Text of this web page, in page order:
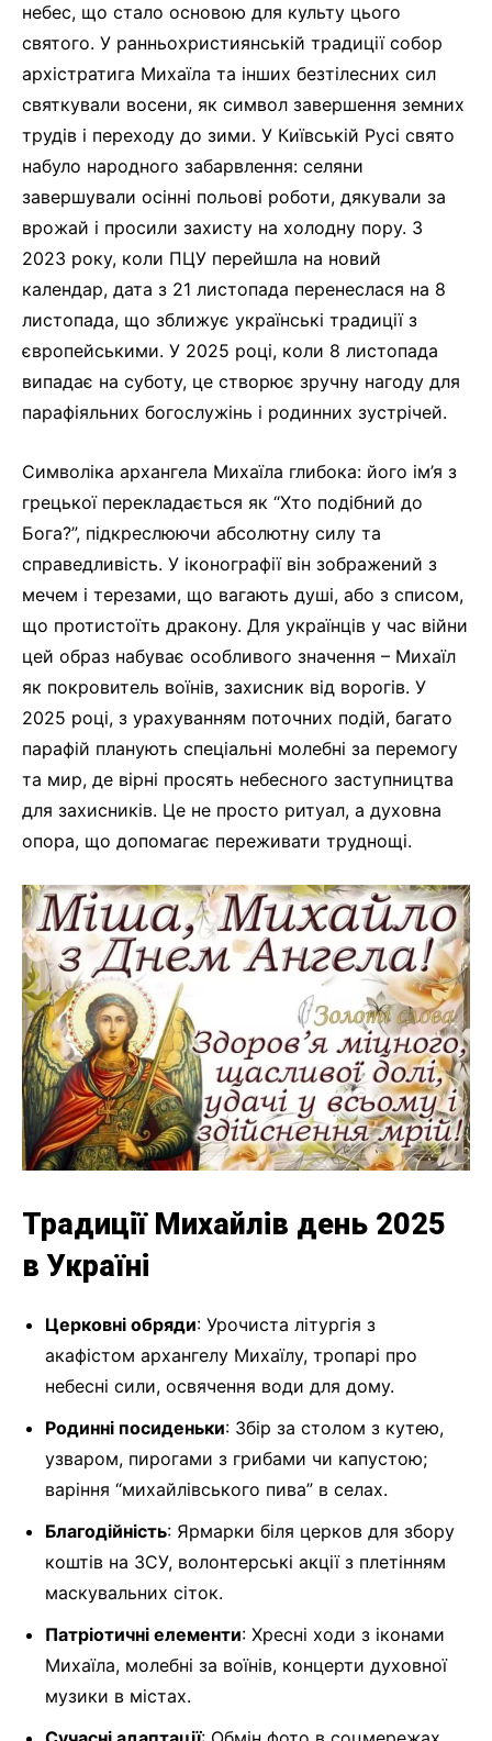
небес, що стало основою для культу цього
святого. У ранньохристиянській традиції собор
архістратига Михаїла та інших безтілесних сил
святкували восени, як символ завершення земних
трудів і переходу до зими. У Київській Русі свято
набуло народного забарвлення: селяни
завершували осінні польові роботи, дякували за
врожай і просили захисту на холодну пору. З
2023 року, коли ПЦУ перейшла на новий
календар, дата з 21 листопада перенеслася на 8
листопада, що зближує українські традиції з
європейськими. У 2025 році, коли 8 листопада
випадає на суботу, це створює зручну нагоду для
парафіяльних богослужінь і родинних зустрічей.
Символіка архангела Михаїла глибока: його ім’я з
грецької перекладається як “Хто подібний до
Бога?”, підкреслюючи абсолютну силу та
справедливість. У іконографії він зображений з
мечем і терезами, що вагають душі, або з списом,
що протистоїть дракону. Для українців у час війни
цей образ набуває особливого значення – Михаїл
як покровитель воїнів, захисник від ворогів. У
2025 році, з урахуванням поточних подій, багато
парафій планують спеціальні молебні за перемогу
та мир, де вірні просять небесного заступництва
для захисників. Це не просто ритуал, а духовна
опора, що допомагає переживати труднощі.
Традиції Михайлів день 2025
в Україні
Церковні обряди: Урочиста літургія з
акафістом архангелу Михаїлу, тропарі про
небесні сили, освячення води для дому.
Родинні посиденьки: Збір за столом з кутею,
узваром, пирогами з грибами чи капустою;
варіння “михайлівського пива” в селах.
Благодійність: Ярмарки біля церков для збору
коштів на ЗСУ, волонтерські акції з плетінням
маскувальних сіток.
Патріотичні елементи: Хресні ходи з іконами
Михаїла, молебні за воїнів, концерти духовної
музики в містах.